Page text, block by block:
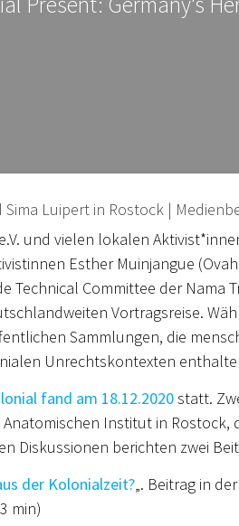
Luipert in Rostock |
und vielen lokalen
Esther Muinjangue
Technical Committee der Nama
Vortragsreise.
Sammlungen, die
Unrechtskontexten
fand am 18.12.2020statt.
Institut in Rostock,
Diskussionen berichten zwei
der Kolonialzeit?„. Beitrag in
min)